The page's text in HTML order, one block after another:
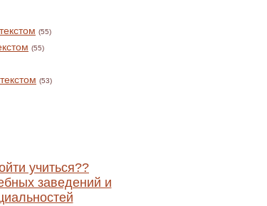
(55)
(55)
(53)
учиться??
заведений и